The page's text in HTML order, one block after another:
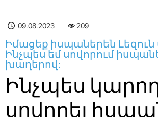
09.08.2023 209
Իմացեք իսպաներեն
Ինչպես եմ սովորում
խաղերով:
Ինչպես
սովորել